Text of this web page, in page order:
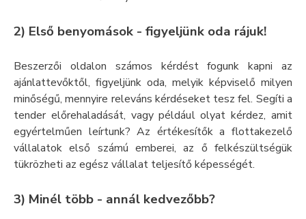
2) Első benyomások - figyeljünk oda rájuk!
Beszerzői oldalon számos kérdést fogunk kapni az
ajánlattevőktől, figyeljünk oda, melyik képviselő milyen
minőségű, mennyire releváns kérdéseket tesz fel. Segíti a
tender előrehaladását, vagy például olyat kérdez, amit
egyértelműen leírtunk? Az értékesítők a flottakezelő
vállalatok első számú emberei, az ő felkészültségük
tükrözheti az egész vállalat teljesítő képességét.
3) Minél több - annál kedvezőbb?